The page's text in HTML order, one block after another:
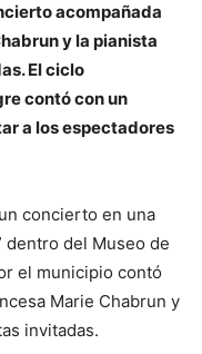
acompañada
y la pianista
El ciclo
contó con un
a los espectadores
concierto en una
dentro del Museo de
el municipio contó
Marie Chabrun y
invitadas.